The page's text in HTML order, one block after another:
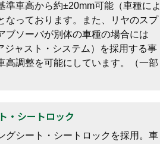
準車高から約±20mm可能（車種によ
なっております。また、リヤのスプ
ブソーバが別体の車種の場合には
ジャスト・システム）を採用する事
高調整を可能にしています。（一部
・シートロック
グシート・シートロックを採用。車